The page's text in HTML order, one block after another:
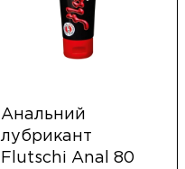
Анальний
лубрикант
Flutschi Anal 80